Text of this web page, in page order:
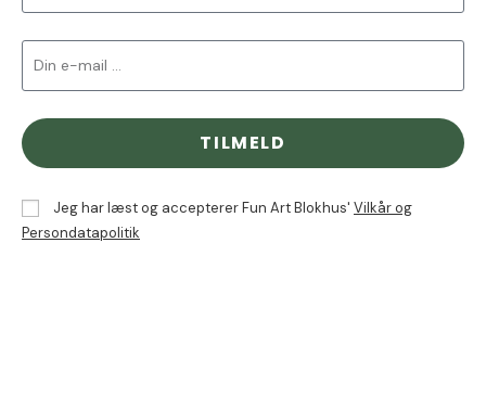
Jeg har læst og accepterer Fun Art Blokhus' Vilkår og
Persondatapolitik
TILMELD